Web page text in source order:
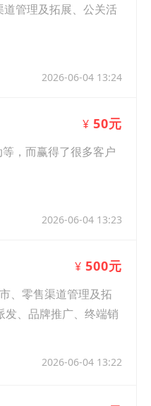
管理及拓展、公关活
2026-06-04 13:24
¥ 50元
，而赢得了很多客户
2026-06-04 13:23
¥ 500元
、零售渠道管理及拓
发、品牌推广、终端销
2026-06-04 13:22